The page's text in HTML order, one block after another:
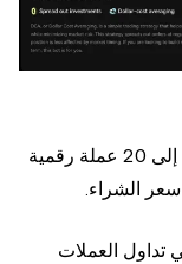
يمكن لروبوت الشراء المتكرر شراء ما يصل إلى 20 عملة رقمية
الشراء.
تداول العملات